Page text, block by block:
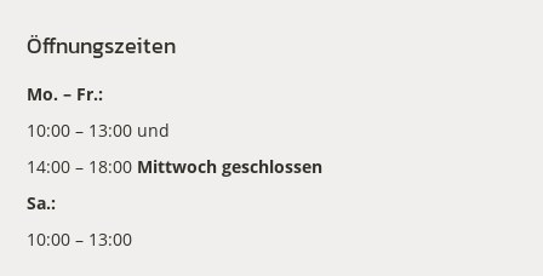
Öffnungszeiten
Mo. – Fr.:
10:00 – 13:00 und
14:00 – 18:00 Mittwoch geschlossen
Sa.:
10:00 – 13:00